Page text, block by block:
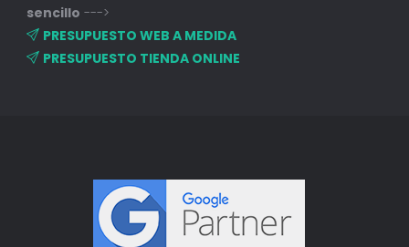
sencillo --->
PRESUPUESTO WEB A MEDIDA
PRESUPUESTO TIENDA ONLINE